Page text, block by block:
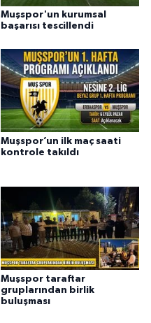
Muşspor'un kurumsal
başarısı tescillendi
Muşspor’un ilk maç saati
kontrole takıldı
Muşspor taraftar
gruplarından birlik
buluşması